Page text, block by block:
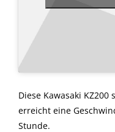
Diese Kawasaki
erreicht eine
Stunde.